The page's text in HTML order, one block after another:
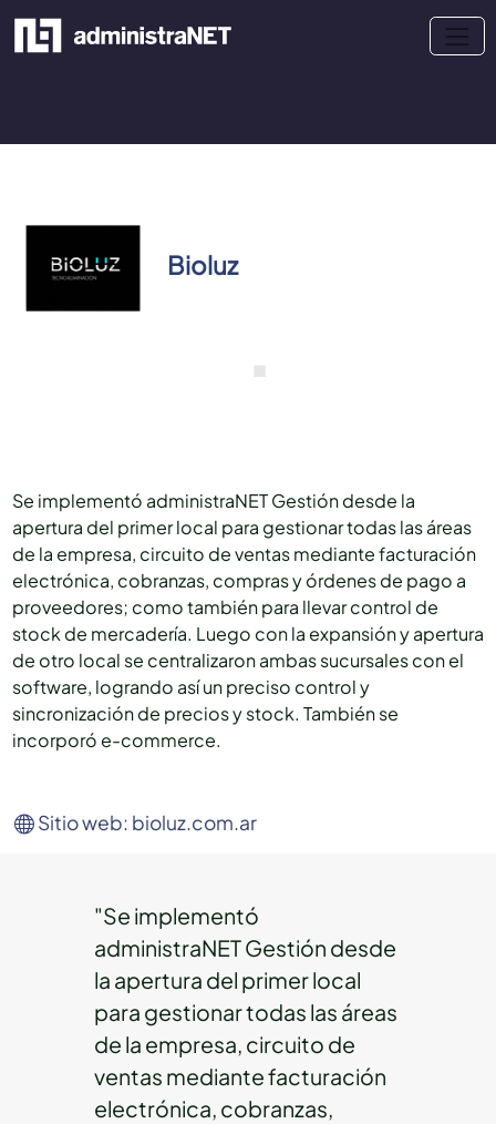
Bioluz
Se implementó administraNET Gestión desde la
apertura del primer local para gestionar todas las áreas
de la empresa, circuito de ventas mediante facturación
electrónica, cobranzas, compras y órdenes de pago a
proveedores; como también para llevar control de
stock de mercadería. Luego con la expansión y apertura
de otro local se centralizaron ambas sucursales con el
software, logrando así un preciso control y
sincronización de precios y stock. También se
incorporó e-commerce.
Sitio web: bioluz.com.ar
"Se implementó
administraNET Gestión desde
la apertura del primer local
para gestionar todas las áreas
de la empresa, circuito de
ventas mediante facturación
electrónica, cobranzas,